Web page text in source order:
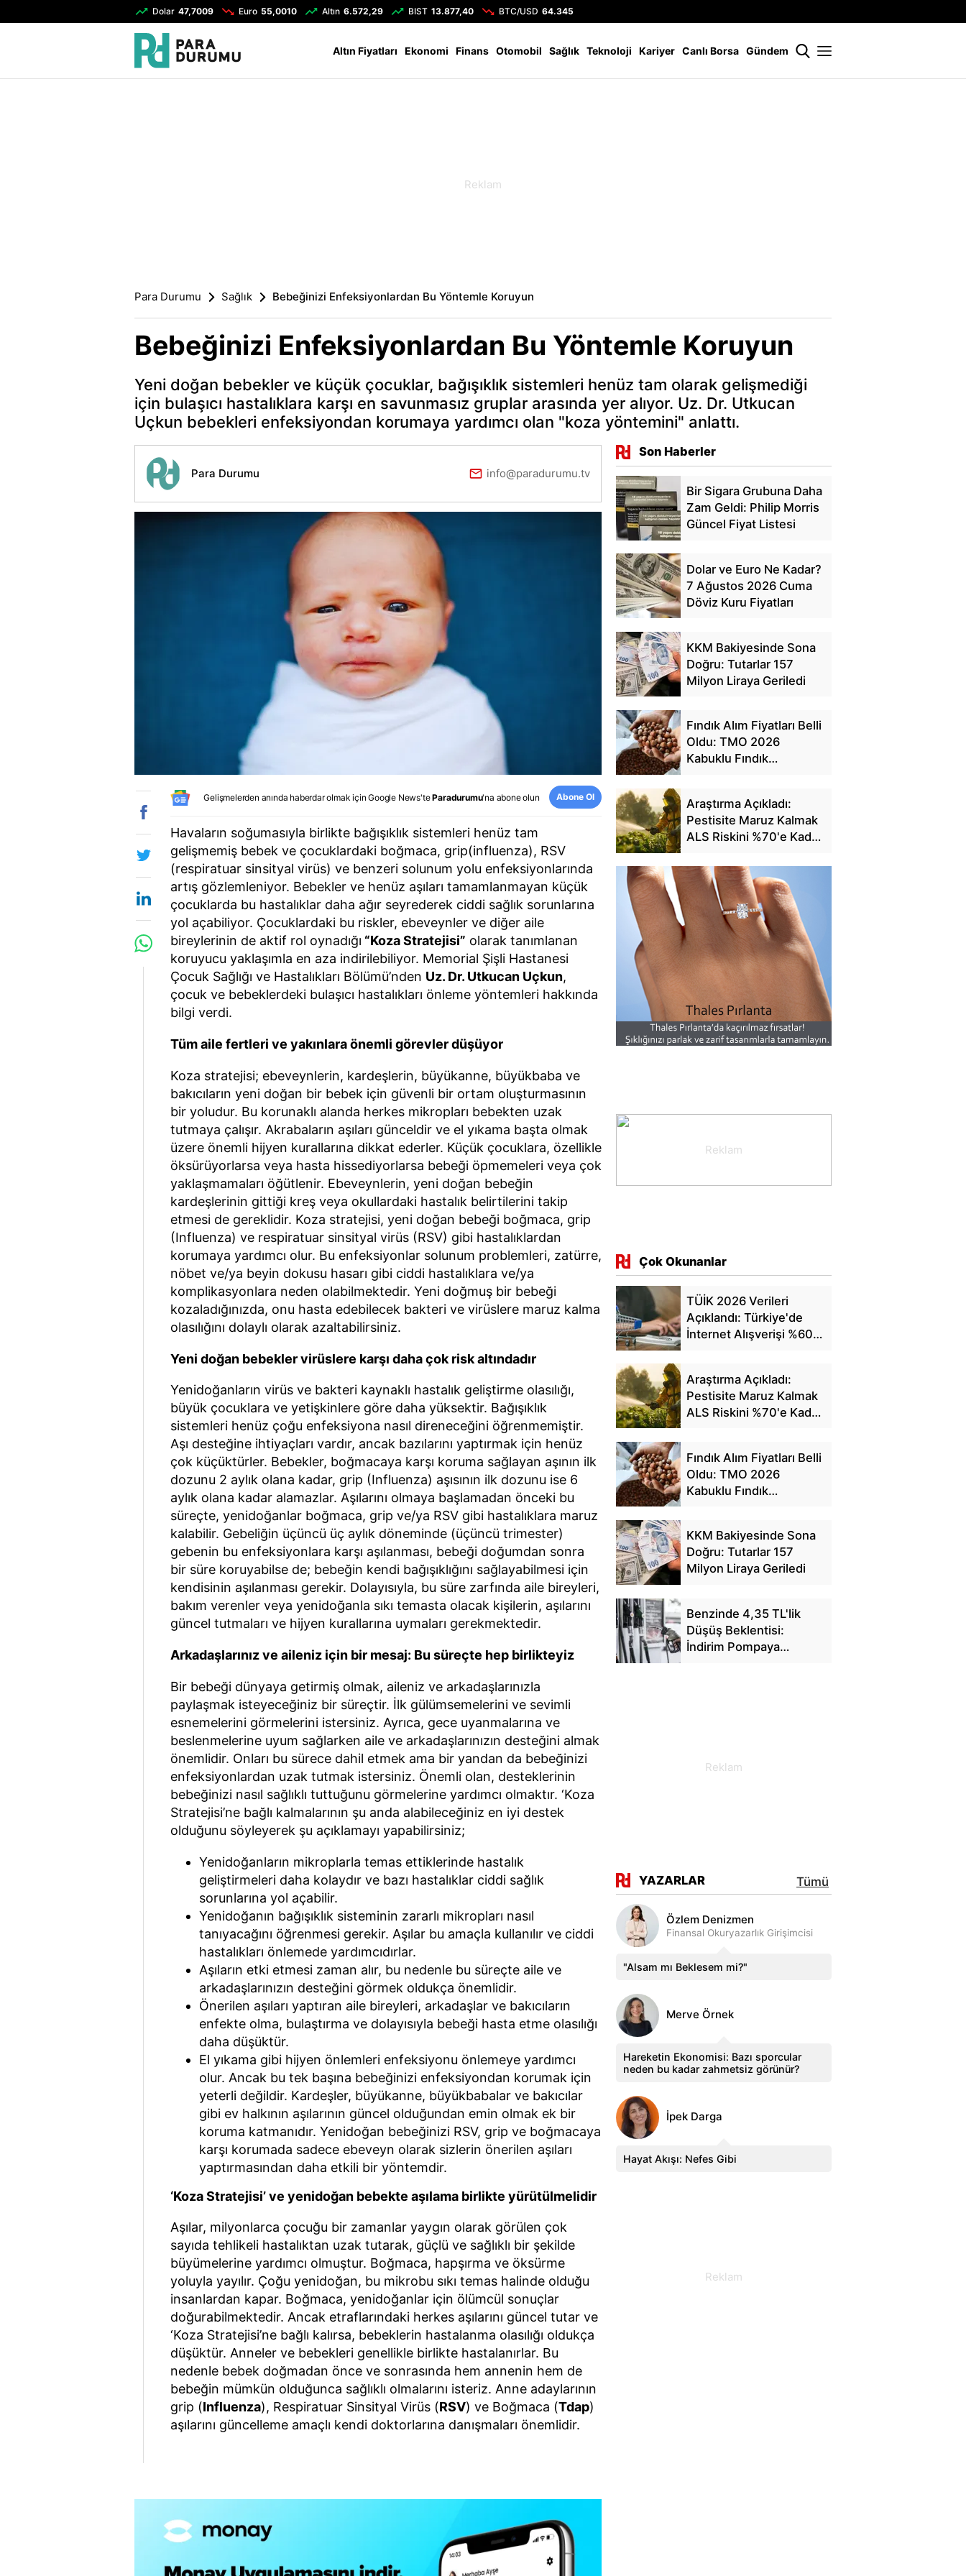
Dolar 47,7009 Euro 55,0010 Altın 6.572,29 BIST 13.877,40 BTC/USD 64.345
Altın Fiyatları Ekonomi Finans Otomobil Sağlık Teknoloji Kariyer Canlı Borsa Gündem
Para Durumu Sağlık Bebeğinizi Enfeksiyonlardan Bu Yöntemle Koruyun
Bebeğinizi Enfeksiyonlardan Bu Yöntemle Koruyun
Yeni doğan bebekler ve küçük çocuklar, bağışıklık sistemleri henüz tam olarak gelişmediği
için bulaşıcı hastalıklara karşı en savunmasız gruplar arasında yer alıyor. Uz. Dr. Utkucan
Uçkun bebekleri enfeksiyondan korumaya yardımcı olan "koza yöntemini" anlattı.
Para Durumu info@paradurumu.tv
Gelişmelerden anında haberdar olmak içinGoogle News'teParadurumu'na abone olun Abone Ol
Havaların soğumasıyla birlikte bağışıklık sistemleri henüz tam
gelişmemiş bebek ve çocuklardaki boğmaca, grip(influenza), RSV
(respiratuar sinsityal virüs) ve benzeri solunum yolu enfeksiyonlarında
artış gözlemleniyor. Bebekler ve henüz aşıları tamamlanmayan küçük
çocuklarda bu hastalıklar daha ağır seyrederek ciddi sağlık sorunlarına
yol açabiliyor. Çocuklardaki bu riskler, ebeveynler ve diğer aile
bireylerinin de aktif rol oynadığı “Koza Stratejisi” olarak tanımlanan
koruyucu yaklaşımla en aza indirilebiliyor. Memorial Şişli Hastanesi
Çocuk Sağlığı ve Hastalıkları Bölümü’nden Uz. Dr. Utkucan Uçkun,
çocuk ve bebeklerdeki bulaşıcı hastalıkları önleme yöntemleri hakkında
bilgi verdi.
Tüm aile fertleri ve yakınlara önemli görevler düşüyor
Koza stratejisi; ebeveynlerin, kardeşlerin, büyükanne, büyükbaba ve
bakıcıların yeni doğan bir bebek için güvenli bir ortam oluşturmasının
bir yoludur. Bu korunaklı alanda herkes mikropları bebekten uzak
tutmaya çalışır. Akrabaların aşıları günceldir ve el yıkama başta olmak
üzere önemli hijyen kurallarına dikkat ederler. Küçük çocuklara, özellikle
öksürüyorlarsa veya hasta hissediyorlarsa bebeği öpmemeleri veya çok
yaklaşmamaları öğütlenir. Ebeveynlerin, yeni doğan bebeğin
kardeşlerinin gittiği kreş veya okullardaki hastalık belirtilerini takip
etmesi de gereklidir. Koza stratejisi, yeni doğan bebeği boğmaca, grip
(Influenza) ve respiratuar sinsityal virüs (RSV) gibi hastalıklardan
korumaya yardımcı olur. Bu enfeksiyonlar solunum problemleri, zatürre,
nöbet ve/ya beyin dokusu hasarı gibi ciddi hastalıklara ve/ya
komplikasyonlara neden olabilmektedir. Yeni doğmuş bir bebeği
kozaladığınızda, onu hasta edebilecek bakteri ve virüslere maruz kalma
olasılığını dolaylı olarak azaltabilirsiniz.
Yeni doğan bebekler virüslere karşı daha çok risk altındadır
Yenidoğanların virüs ve bakteri kaynaklı hastalık geliştirme olasılığı,
büyük çocuklara ve yetişkinlere göre daha yüksektir. Bağışıklık
sistemleri henüz çoğu enfeksiyona nasıl direneceğini öğrenmemiştir.
Aşı desteğine ihtiyaçları vardır, ancak bazılarını yaptırmak için henüz
çok küçüktürler. Bebekler, boğmacaya karşı koruma sağlayan aşının ilk
dozunu 2 aylık olana kadar, grip (Influenza) aşısının ilk dozunu ise 6
aylık olana kadar alamazlar. Aşılarını olmaya başlamadan önceki bu
süreçte, yenidoğanlar boğmaca, grip ve/ya RSV gibi hastalıklara maruz
kalabilir. Gebeliğin üçüncü üç aylık döneminde (üçüncü trimester)
gebenin bu enfeksiyonlara karşı aşılanması, bebeği doğumdan sonra
bir süre koruyabilse de; bebeğin kendi bağışıklığını sağlayabilmesi için
kendisinin aşılanması gerekir. Dolayısıyla, bu süre zarfında aile bireyleri,
bakım verenler veya yenidoğanla sıkı temasta olacak kişilerin, aşılarını
güncel tutmaları ve hijyen kurallarına uymaları gerekmektedir.
Arkadaşlarınız ve aileniz için bir mesaj: Bu süreçte hep birlikteyiz
Bir bebeği dünyaya getirmiş olmak, aileniz ve arkadaşlarınızla
paylaşmak isteyeceğiniz bir süreçtir. İlk gülümsemelerini ve sevimli
esnemelerini görmelerini istersiniz. Ayrıca, gece uyanmalarına ve
beslenmelerine uyum sağlarken aile ve arkadaşlarınızın desteğini almak
önemlidir. Onları bu sürece dahil etmek ama bir yandan da bebeğinizi
enfeksiyonlardan uzak tutmak istersiniz. Önemli olan, desteklerinin
bebeğinizi nasıl sağlıklı tuttuğunu görmelerine yardımcı olmaktır. ‘Koza
Stratejisi’ne bağlı kalmalarının şu anda alabileceğiniz en iyi destek
olduğunu söyleyerek şu açıklamayı yapabilirsiniz;
Yenidoğanların mikroplarla temas ettiklerinde hastalık
geliştirmeleri daha kolaydır ve bazı hastalıklar ciddi sağlık
sorunlarına yol açabilir.
Yenidoğanın bağışıklık sisteminin zararlı mikropları nasıl
tanıyacağını öğrenmesi gerekir. Aşılar bu amaçla kullanılır ve ciddi
hastalıkları önlemede yardımcıdırlar.
Aşıların etki etmesi zaman alır, bu nedenle bu süreçte aile ve
arkadaşlarınızın desteğini görmek oldukça önemlidir.
Önerilen aşıları yaptıran aile bireyleri, arkadaşlar ve bakıcıların
enfekte olma, bulaştırma ve dolayısıyla bebeği hasta etme olasılığı
daha düşüktür.
El yıkama gibi hijyen önlemleri enfeksiyonu önlemeye yardımcı
olur. Ancak bu tek başına bebeğinizi enfeksiyondan korumak için
yeterli değildir. Kardeşler, büyükanne, büyükbabalar ve bakıcılar
gibi ev halkının aşılarının güncel olduğundan emin olmak ek bir
koruma katmanıdır. Yenidoğan bebeğinizi RSV, grip ve boğmacaya
karşı korumada sadece ebeveyn olarak sizlerin önerilen aşıları
yaptırmasından daha etkili bir yöntemdir.
‘Koza Stratejisi’ ve yenidoğan bebekte aşılama birlikte yürütülmelidir
Aşılar, milyonlarca çocuğu bir zamanlar yaygın olarak görülen çok
sayıda tehlikeli hastalıktan uzak tutarak, güçlü ve sağlıklı bir şekilde
büyümelerine yardımcı olmuştur. Boğmaca, hapşırma ve öksürme
yoluyla yayılır. Çoğu yenidoğan, bu mikrobu sıkı temas halinde olduğu
insanlardan kapar. Boğmaca, yenidoğanlar için ölümcül sonuçlar
doğurabilmektedir. Ancak etraflarındaki herkes aşılarını güncel tutar ve
‘Koza Stratejisi’ne bağlı kalırsa, bebeklerin hastalanma olasılığı oldukça
düşüktür. Anneler ve bebekleri genellikle birlikte hastalanırlar. Bu
nedenle bebek doğmadan önce ve sonrasında hem annenin hem de
bebeğin mümkün olduğunca sağlıklı olmalarını isteriz. Anne adaylarının
grip (Influenza), Respiratuar Sinsityal Virüs (RSV) ve Boğmaca (Tdap)
aşılarını güncelleme amaçlı kendi doktorlarına danışmaları önemlidir.
Son Haberler
Bir Sigara Grubuna Daha
Zam Geldi: Philip Morris
Güncel Fiyat Listesi
Dolar ve Euro Ne Kadar?
7 Ağustos 2026 Cuma
Döviz Kuru Fiyatları
KKM Bakiyesinde Sona
Doğru: Tutarlar 157
Milyon Liraya Geriledi
Fındık Alım Fiyatları Belli
Oldu: TMO 2026
Kabuklu Fındık
Araştırma Açıkladı:
Pestisite Maruz Kalmak
ALS Riskini %70'e Kadar
Çok Okunanlar
TÜİK 2026 Verileri
Açıklandı: Türkiye'de
İnternet Alışverişi %60'a
Araştırma Açıkladı:
Pestisite Maruz Kalmak
ALS Riskini %70'e Kadar
Fındık Alım Fiyatları Belli
Oldu: TMO 2026
Kabuklu Fındık
KKM Bakiyesinde Sona
Doğru: Tutarlar 157
Milyon Liraya Geriledi
Benzinde 4,35 TL'lik
Düşüş Beklentisi:
İndirim Pompaya
YAZARLAR Tümü
Özlem Denizmen
Finansal Okuryazarlık Girişimcisi
"Alsam mı Beklesem mi?"
Merve Örnek
Hareketin Ekonomisi: Bazı sporcular
neden bu kadar zahmetsiz görünür?
İpek Darga
Hayat Akışı: Nefes Gibi